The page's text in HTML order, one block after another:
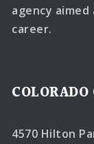
agency
career.
4570 Hilton